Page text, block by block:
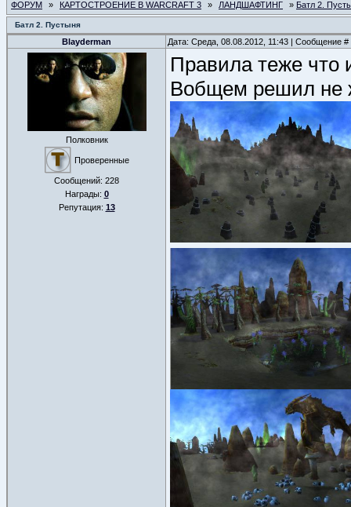
ФОРУМ » КАРТОСТРОЕНИЕ В WARCRAFT 3 » ЛАНДШАФТИНГ » Батл 2.
Батл 2. Пустыня
Blayderman Дата: Среда, 08.08.2012, 11:43 | Сообщение #
Полковник
Проверенные
Сообщений: 228
Награды: 0
Репутация: 13
Правила теже что
Вобщем решил не